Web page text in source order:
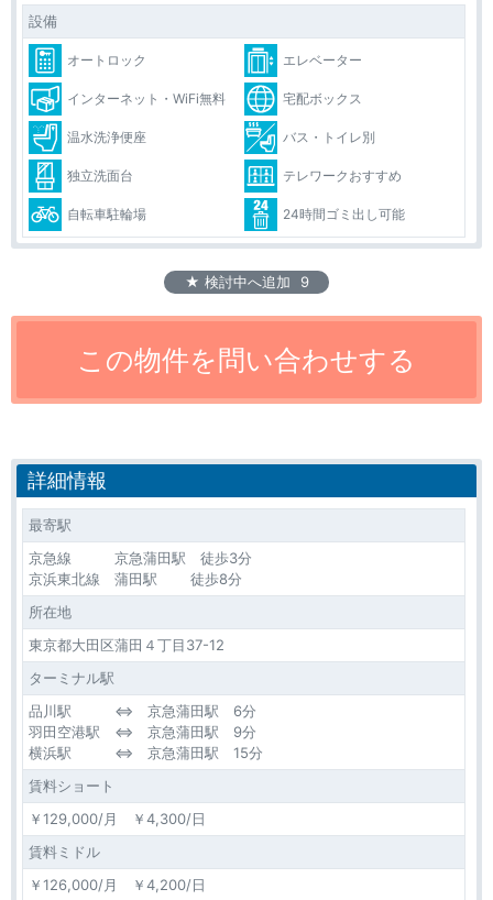
設備
オートロック エレベーター
インターネット・WiFi無料 宅配ボックス
温水洗浄便座 バス・トイレ別
独立洗面台 テレワークおすすめ
自転車駐輪場 24時間ゴミ出し可能
★ 検討中へ追加 9
詳細情報
最寄駅
京急線 京急蒲田駅 徒歩3分
京浜東北線 蒲田駅 徒歩8分
所在地
東京都大田区蒲田４丁目37-12
ターミナル駅
品川駅 ⇔ 京急蒲田駅 6分
羽田空港駅 ⇔ 京急蒲田駅 9分
横浜駅 ⇔ 京急蒲田駅 15分
賃料ショート
￥129,000/月 ￥4,300/日
賃料ミドル
￥126,000/月 ￥4,200/日